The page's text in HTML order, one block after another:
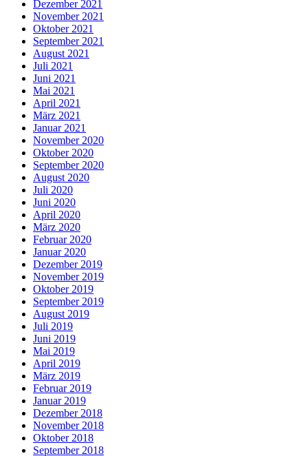
Dezember 2021
November 2021
Oktober 2021
September 2021
August 2021
Juli 2021
Juni 2021
Mai 2021
April 2021
März 2021
Januar 2021
November 2020
Oktober 2020
September 2020
August 2020
Juli 2020
Juni 2020
April 2020
März 2020
Februar 2020
Januar 2020
Dezember 2019
November 2019
Oktober 2019
September 2019
August 2019
Juli 2019
Juni 2019
Mai 2019
April 2019
März 2019
Februar 2019
Januar 2019
Dezember 2018
November 2018
Oktober 2018
September 2018